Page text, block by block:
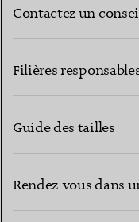
Contactez un
Filières
Guide des tailles
Rendez-vous dans